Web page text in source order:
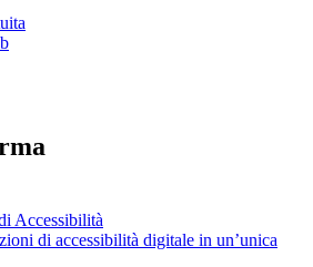
Accessibilità
di accessibilità digitale in un’unica